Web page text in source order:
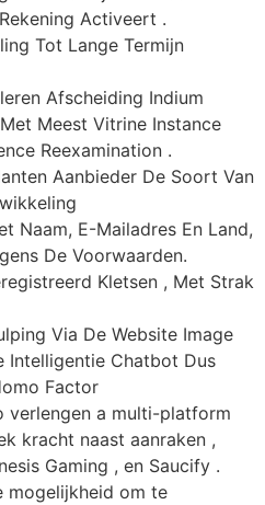
Activeert .
Tot Lange Termijn
Afscheiding Indium
Meest Vitrine Instance
Reexamination .
Aanbieder De Soort Van
Naam, E-Mailadres En Land,
De Voorwaarden.
Kletsen , Met Strak
Via De Website Image
Intelligentie Chatbot Dus
Factor
verlengen a multi-platform
kracht naast aanraken ,
Gaming , en Saucify .
mogelijkheid om te